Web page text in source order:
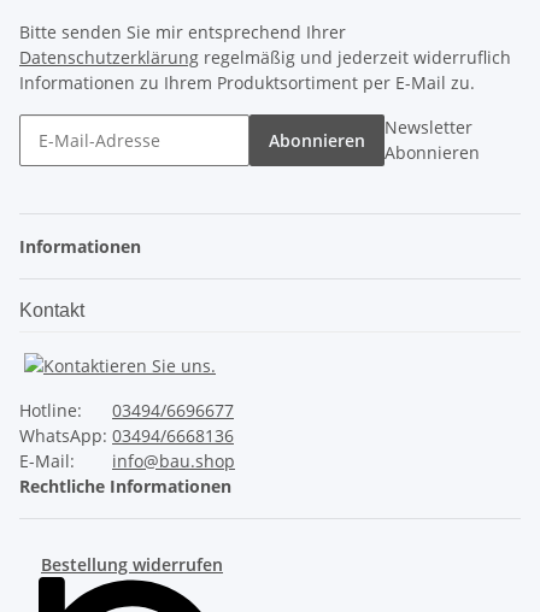
Bitte senden Sie mir entsprechend Ihrer
Datenschutzerklärung regelmäßig und jederzeit widerruflich
Informationen zu Ihrem Produktsortiment per E-Mail zu.
Abonnieren
Newsletter
Abonnieren
Informationen
Kontakt
Hotline:
03494/6696677
WhatsApp: 03494/6668136
E-Mail:
info@bau.shop
Rechtliche Informationen
Bestellung widerrufen